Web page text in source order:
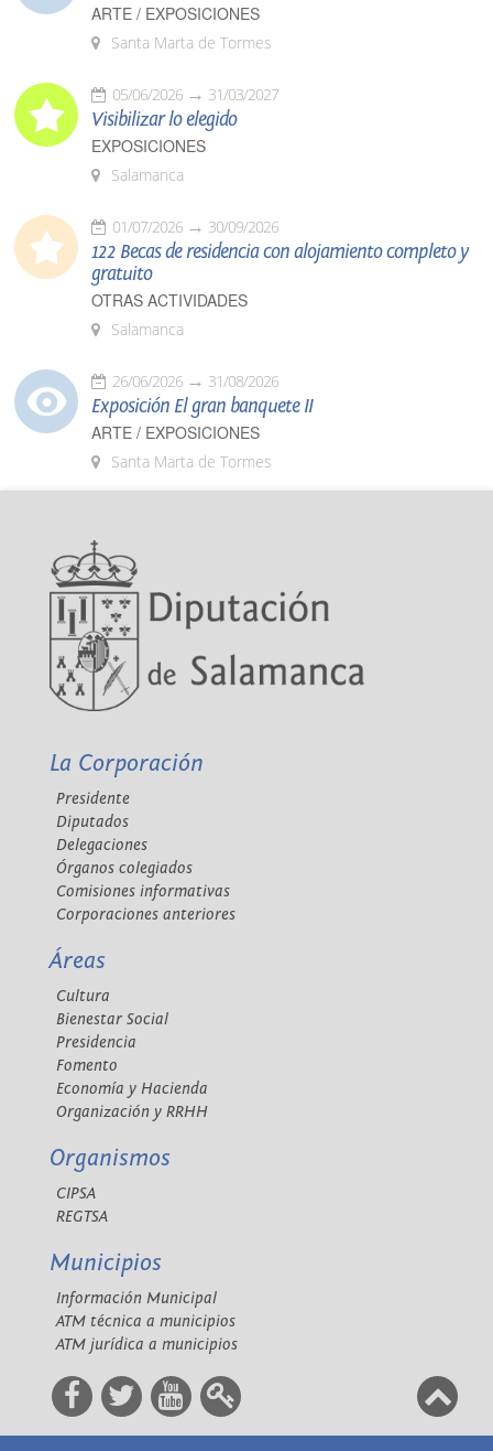
ARTE / EXPOSICIONES
Santa Marta de Tormes
05/06/2026 31/03/2027
Visibilizar lo elegido
EXPOSICIONES
Salamanca
01/07/2026 30/09/2026
122 Becas de residencia con alojamiento completo y
gratuito
OTRAS ACTIVIDADES
Salamanca
26/06/2026 31/08/2026
Exposición El gran banquete II
ARTE / EXPOSICIONES
Santa Marta de Tormes
La Corporación
Presidente
Diputados
Delegaciones
Órganos colegiados
Comisiones informativas
Corporaciones anteriores
Áreas
Cultura
Bienestar Social
Presidencia
Fomento
Economía y Hacienda
Organización y RRHH
Organismos
CIPSA
REGTSA
Municipios
Información Municipal
ATM técnica a municipios
ATM jurídica a municipios